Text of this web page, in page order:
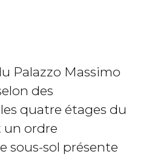
Palazzo Massimo
des
quatre étages du
un ordre
sous-sol présente